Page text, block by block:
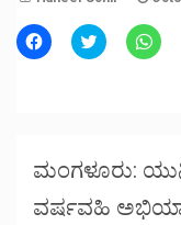
Click
to
Click
to
Click
to
ಮಂಗಳೂರು:
ವರ್ಷವಹಿ